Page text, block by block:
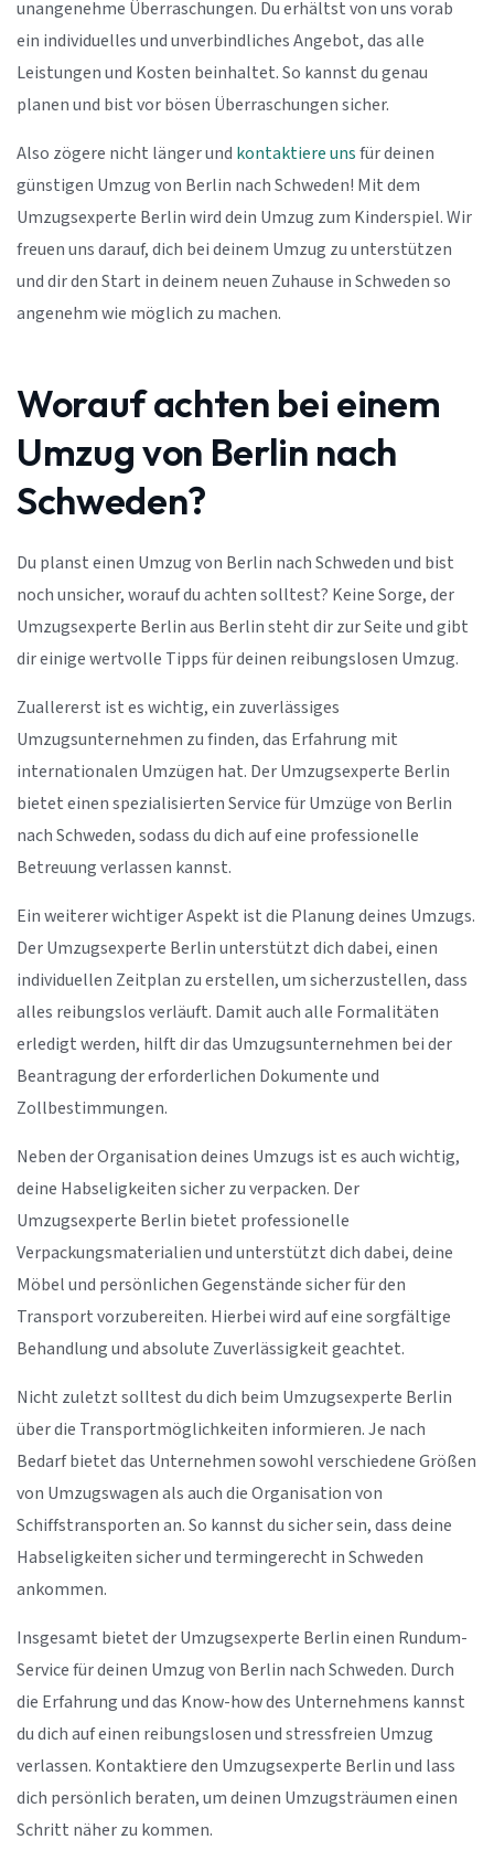
unangenehme Überraschungen. Du erhältst von uns vorab
ein individuelles und unverbindliches Angebot, das alle
Leistungen und Kosten beinhaltet. So kannst du genau
planen und bist vor bösen Überraschungen sicher.
Also zögere nicht länger und kontaktiere unsfür deinen
günstigen Umzug von Berlin nach Schweden! Mit dem
Umzugsexperte Berlin wird dein Umzug zum Kinderspiel. Wir
freuen uns darauf, dich bei deinem Umzug zu unterstützen
und dir den Start in deinem neuen Zuhause in Schweden so
angenehm wie möglich zu machen.
Worauf achten bei einem
Umzug von Berlin nach
Schweden?
Du planst einen Umzug von Berlin nach Schweden und bist
noch unsicher, worauf du achten solltest? Keine Sorge, der
Umzugsexperte Berlin aus Berlin steht dir zur Seite und gibt
dir einige wertvolle Tipps für deinen reibungslosen Umzug.
Zuallererst ist es wichtig, ein zuverlässiges
Umzugsunternehmen zu finden, das Erfahrung mit
internationalen Umzügen hat. Der Umzugsexperte Berlin
bietet einen spezialisierten Service für Umzüge von Berlin
nach Schweden, sodass du dich auf eine professionelle
Betreuung verlassen kannst.
Ein weiterer wichtiger Aspekt ist die Planung deines Umzugs.
Der Umzugsexperte Berlin unterstützt dich dabei, einen
individuellen Zeitplan zu erstellen, um sicherzustellen, dass
alles reibungslos verläuft. Damit auch alle Formalitäten
erledigt werden, hilft dir das Umzugsunternehmen bei der
Beantragung der erforderlichen Dokumente und
Zollbestimmungen.
Neben der Organisation deines Umzugs ist es auch wichtig,
deine Habseligkeiten sicher zu verpacken. Der
Umzugsexperte Berlin bietet professionelle
Verpackungsmaterialien und unterstützt dich dabei, deine
Möbel und persönlichen Gegenstände sicher für den
Transport vorzubereiten. Hierbei wird auf eine sorgfältige
Behandlung und absolute Zuverlässigkeit geachtet.
Nicht zuletzt solltest du dich beim Umzugsexperte Berlin
über die Transportmöglichkeiten informieren. Je nach
Bedarf bietet das Unternehmen sowohl verschiedene Größen
von Umzugswagen als auch die Organisation von
Schiffstransporten an. So kannst du sicher sein, dass deine
Habseligkeiten sicher und termingerecht in Schweden
ankommen.
Insgesamt bietet der Umzugsexperte Berlin einen Rundum-
Service für deinen Umzug von Berlin nach Schweden. Durch
die Erfahrung und das Know-how des Unternehmens kannst
du dich auf einen reibungslosen und stressfreien Umzug
verlassen. Kontaktiere den Umzugsexperte Berlin und lass
dich persönlich beraten, um deinen Umzugsträumen einen
Schritt näher zu kommen.